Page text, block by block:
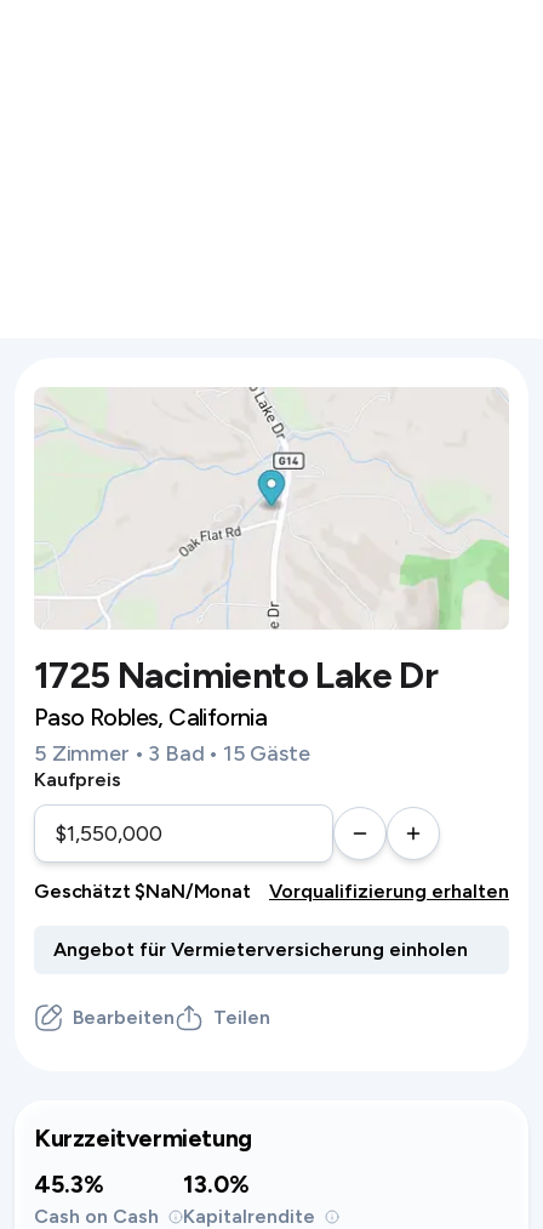
1725 Nacimiento Lake Dr
Paso Robles, California
5 Zimmer • 3 Bad • 15 Gäste
Kaufpreis
Geschätzt $NaN/Monat Vorqualifizierung erhalten
Bearbeiten Teilen
Kurzzeitvermietung
45.3%
Cash on Cash
13.0%
Kapitalrendite